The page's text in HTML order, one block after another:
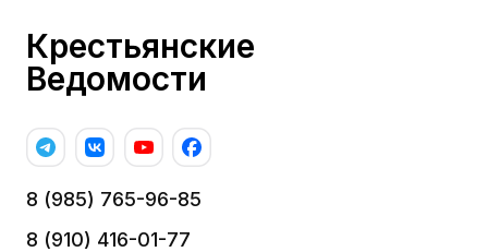
Крестьянские
Ведомости
8 (985) 765-96-85
8 (910) 416-01-77